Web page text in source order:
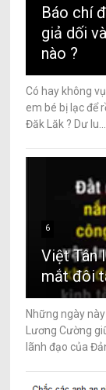
Báo chí
giả dối
nào ?
Có hay không
em bé bị lạc để
Đăk Lăk ? Dư lu...
6
Việt Tân
mắt đôi
Những ngày
Lương Cường
lãnh đạo của